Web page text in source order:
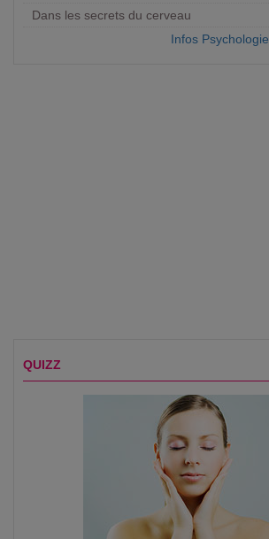
Dans les secrets du cerveau
Infos Psychologie
QUIZZ